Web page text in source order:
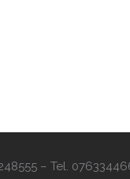
– Tel.